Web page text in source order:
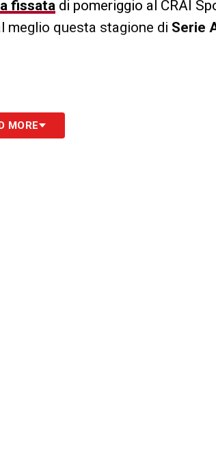
fissata di pomeriggio al CRAI
meglio questa stagione di Serie
MORE